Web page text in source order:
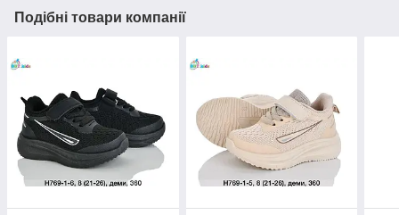
Подібні товари компанії